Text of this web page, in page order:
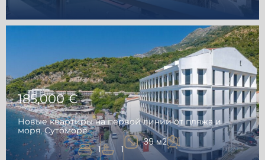
185,000 €
Новые квартиры на первой линии от пляжа и
моря, Сутоморе
1 1
39 м2